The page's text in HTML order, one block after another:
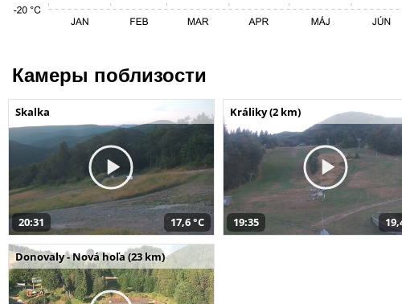
Камеры поблизости
Skalka
20:31 17,6 °C
Králiky (2 km)
19:35
Donovaly - Nová hoľa (23 km)